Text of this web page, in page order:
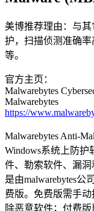
美博推荐理由：与
护，扫描侦测准确
等。
官方主页：
Malwarebytes
Malwarebytes
https://
Malwarebytes Anti-
Windows系统上防
件、勒索软件、漏
是由malwarebytes公
费版。免费版需手
除恶意软件；付费